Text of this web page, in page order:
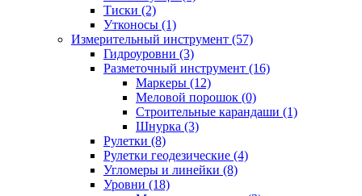
Тиски (2)
Утконосы (1)
Измерительный инструмент (57)
Гидроуровни (3)
Разметочный инструмент (16)
Маркеры (12)
Меловой порошок (0)
Строительные карандаши (1)
Шнурка (3)
Рулетки (8)
Рулетки геодезические (4)
Угломеры и линейки (8)
Уровни (18)